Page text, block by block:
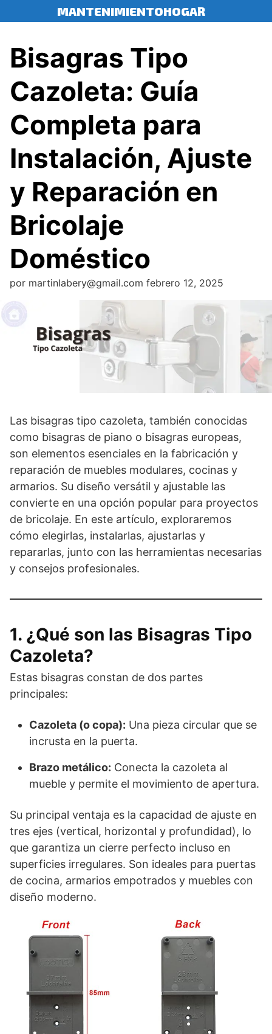
al
MANTENIMIENTOHOGAR
Bisagras Tipo
Cazoleta: Guía
Completa para
Instalación, Ajuste
y Reparación en
Bricolaje
Doméstico
por martinlabery@gmail.com febrero 12, 2025
Las bisagras tipo cazoleta, también conocidas
como bisagras de piano o bisagras europeas,
son elementos esenciales en la fabricación y
reparación de muebles modulares, cocinas y
armarios. Su diseño versátil y ajustable las
convierte en una opción popular para proyectos
de bricolaje. En este artículo, exploraremos
cómo elegirlas, instalarlas, ajustarlas y
repararlas, junto con las herramientas necesarias
y consejos profesionales.
1. ¿Qué son las Bisagras Tipo
Cazoleta?
Estas bisagras constan de dos partes
principales:
Cazoleta (o copa): Una pieza circular que se
incrusta en la puerta.
Brazo metálico: Conecta la cazoleta al
mueble y permite el movimiento de apertura.
Su principal ventaja es la capacidad de ajuste en
tres ejes (vertical, horizontal y profundidad), lo
que garantiza un cierre perfecto incluso en
superficies irregulares. Son ideales para puertas
de cocina, armarios empotrados y muebles con
diseño moderno.